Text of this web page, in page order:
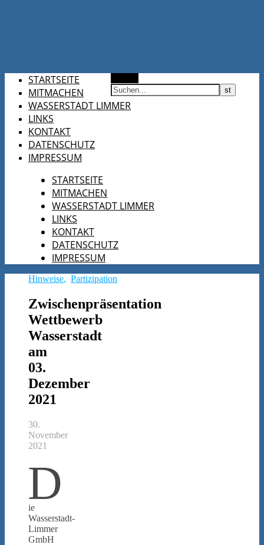
STARTSEITE
MITMACHEN
WASSERSTADT LIMMER
LINKS
KONTAKT
DATENSCHUTZ
IMPRESSUM
STARTSEITE
MITMACHEN
WASSERSTADT LIMMER
LINKS
KONTAKT
DATENSCHUTZ
IMPRESSUM
Hinweise, Partizipation
Zwischenpräsentation
Wettbewerb
Wasserstadt
am
03.
Dezember
2021
30.
November
2021
D
ie
Wasserstadt-
Limmer
GmbH